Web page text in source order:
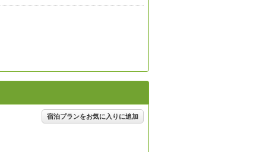
宿泊プランをお気に入りに追加